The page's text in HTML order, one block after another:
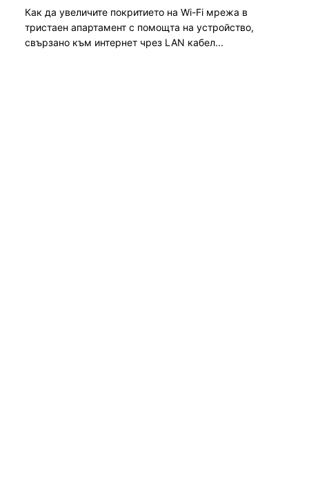
Как да увеличите покритието на Wi-Fi мрежа в
тристаен апартамент с помощта на устройство,
свързано към интернет чрез LAN кабел...